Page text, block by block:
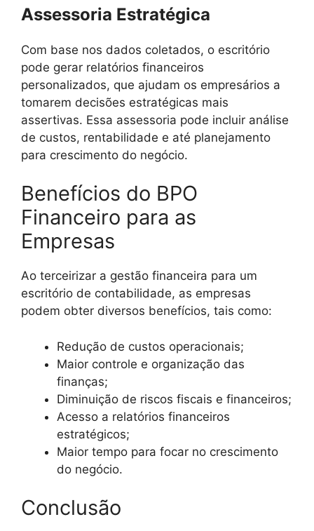
Assessoria Estratégica
Com base nos dados coletados, o escritório
pode gerar relatórios financeiros
personalizados, que ajudam os empresários a
tomarem decisões estratégicas mais
assertivas. Essa assessoria pode incluir análise
de custos, rentabilidade e até planejamento
para crescimento do negócio.
Benefícios do BPO
Financeiro para as
Empresas
Ao terceirizar a gestão financeira para um
escritório de contabilidade, as empresas
podem obter diversos benefícios, tais como:
Redução de custos operacionais;
Maior controle e organização das
finanças;
Diminuição de riscos fiscais e financeiros;
Acesso a relatórios financeiros
estratégicos;
Maior tempo para focar no crescimento
do negócio.
Conclusão